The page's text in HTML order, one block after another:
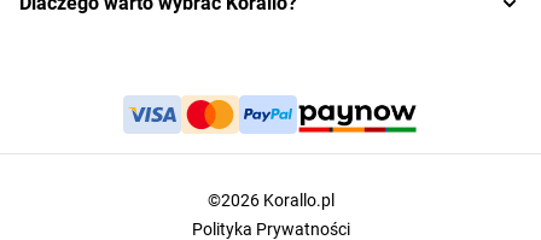
©2026 Korallo.pl
Polityka Prywatności